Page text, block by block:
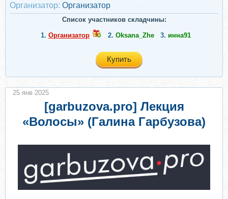
Организатор: Организатор
Список участников складчины:
1. Организатор 2. Oksana_Zhe 3. инна91
Купить
[garbuzova.pro] Лекция
«Волосы» (Галина Гарбузова)
25 янв 2025